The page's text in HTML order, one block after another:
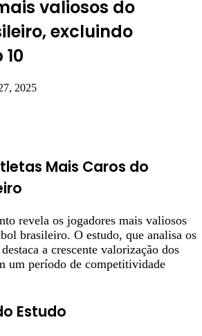
valiosos do
excluindo
2025
Mais Caros do
revela os jogadores mais valiosos
brasileiro. O estudo, que analisa os
a crescente valorização dos
um período de competitividade
Estudo